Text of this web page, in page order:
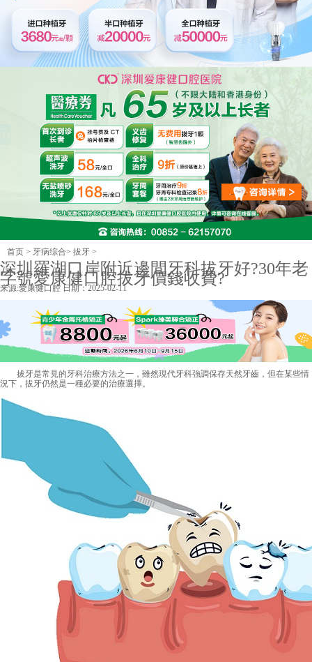
首页 > 牙病综合> 拔牙 >
深圳羅湖口岸附近邊間牙科拔牙好?30年老
字號愛康健口腔拔牙價錢收費?
来源:愛康健口腔 日期：2025-02-11
拔牙是常見的牙科治療方法之一，雖然現代牙科強調保存天然牙齒，但在某些情
況下，拔牙仍然是一種必要的治療選擇。